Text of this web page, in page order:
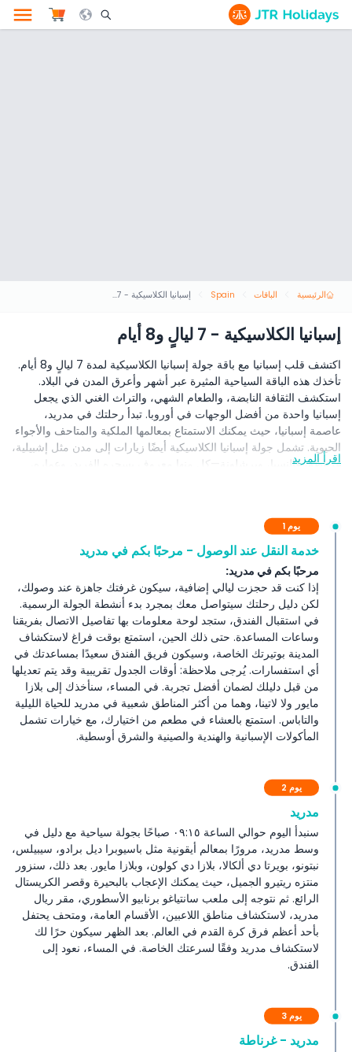
Search Opener Icon
الرئيسية الباقات Spain إسبانيا الكلاسيكية - 7 ليالٍ و8 أيام
إسبانيا الكلاسيكية - 7 ليالٍ و8 أيام
اكتشف قلب إسبانيا مع باقة جولة إسبانيا الكلاسيكية لمدة 7 ليالٍ و8 أيام.
تأخذك هذه الباقة السياحية المثيرة عبر أشهر وأعرق المدن في البلاد.
استكشف الثقافة النابضة، والطعام الشهي، والتراث الغني الذي يجعل
إسبانيا واحدة من أفضل الوجهات في أوروبا. تبدأ رحلتك في مدريد،
عاصمة إسبانيا، حيث يمكنك الاستمتاع بمعالمها الملكية والمتاحف والأجواء
الحيوية. تشمل جولة إسبانيا الكلاسيكية أيضًا زيارات إلى مدن مثل إشبيلية،
غرناطة، فالنسيا، وبرشلونة—كل منها معروف بسحره الفريد، وعماره،
برشلونة، يقدم هذا البرنامج لمدة 8 أيام أفضل التجارب في حزمة واحدة.
المتضمنات
الشروط والأحكام
سياسة الدفع
اقرأ المزيد
يوم 1
خدمة النقل عند الوصول - مرحبًا بكم في مدريد
مرحبًا بكم في مدريد:
إذا كنت قد حجزت ليالي إضافية، سيكون غرفتك جاهزة عند وصولك،
لكن دليل رحلتك سيتواصل معك بمجرد بدء أنشطة الجولة الرسمية.
في استقبال الفندق، ستجد لوحة معلومات بها تفاصيل الاتصال بفريقنا
وساعات المساعدة. حتى ذلك الحين، استمتع بوقت فراغ لاستكشاف
المدينة بوتيرتك الخاصة، وسيكون فريق الفندق سعيدًا بمساعدتك في
أي استفسارات. يُرجى ملاحظة: أوقات الجدول تقريبية وقد يتم تعديلها
من قبل دليلك لضمان أفضل تجربة. في المساء، سنأخذك إلى بلازا
مايور ولا لاتينا، وهما من أكثر المناطق شعبية في مدريد للحياة الليلية
والتاباس. استمتع بالعشاء في مطعم من اختيارك، مع خيارات تشمل
المأكولات الإسبانية والهندية والصينية والشرق أوسطية.
يوم 2
مدريد
سنبدأ اليوم حوالي الساعة ٠٩:١٥ صباحًا بجولة سياحية مع دليل في
وسط مدريد، مرورًا بمعالم أيقونية مثل باسيوبرا ديل برادو، سيبيلس،
نبتونو، بويرتا دي ألكالا، بلازا دي كولون، وبلازا مايور. بعد ذلك، سنزور
منتزه ريتيرو الجميل، حيث يمكنك الإعجاب بالبحيرة وقصر الكريستال
الرائع. ثم نتوجه إلى ملعب سانتياغو برنابيو الأسطوري، مقر ريال
مدريد، لاستكشاف مناطق اللاعبين، الأقسام العامة، ومتحف يحتفل
بأحد أعظم فرق كرة القدم في العالم. بعد الظهر سيكون حرًا لك
لاستكشاف مدريد وفقًا لسرعتك الخاصة. في المساء، نعود إلى
الفندق.
يوم 3
مدريد - غرناطة